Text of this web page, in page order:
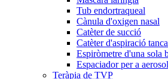
Tub endortraqueal
Cànula d'oxigen nasal
Catèter de succió
Catèter d'aspiració
Espiròmetre d'una sola
Espaciador per a aerosol
Teràpia de TVP